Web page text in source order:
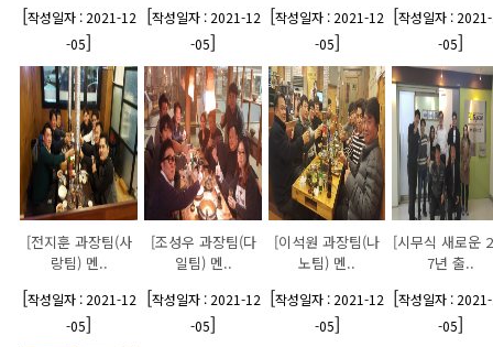
[작성일자 : 2021-12
-05]
[작성일자 : 2021-12
-05]
[작성일자 : 2021-12
-05]
[작성일자 :
-05]
[전지훈 과장팀(사
랑팀) 멘..
[작성일자 : 2021-12
-05]
[조성우 과장팀(다
일팀) 멘..
[작성일자 : 2021-12
-05]
[이석원 과장팀(나
노팀) 멘..
[작성일자 : 2021-12
-05]
[시무식 새로운
7년 출..
[작성일자 :
-05]